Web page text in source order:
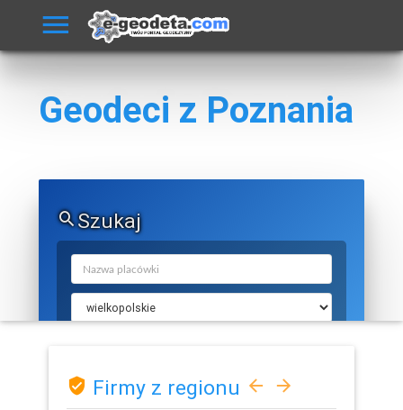
Geodeci z Poznania
Szukaj
Firmy z regionu